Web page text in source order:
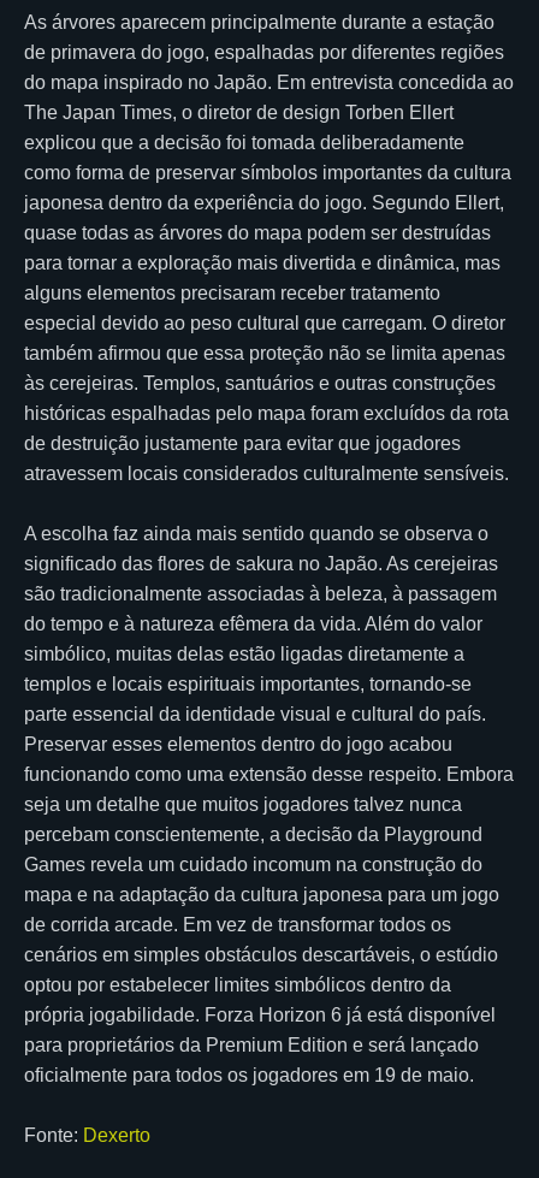
As árvores aparecem principalmente durante a estação
de primavera do jogo, espalhadas por diferentes regiões
do mapa inspirado no Japão. Em entrevista concedida ao
The Japan Times, o diretor de design Torben Ellert
explicou que a decisão foi tomada deliberadamente
como forma de preservar símbolos importantes da cultura
japonesa dentro da experiência do jogo. Segundo Ellert,
quase todas as árvores do mapa podem ser destruídas
para tornar a exploração mais divertida e dinâmica, mas
alguns elementos precisaram receber tratamento
especial devido ao peso cultural que carregam. O diretor
também afirmou que essa proteção não se limita apenas
às cerejeiras. Templos, santuários e outras construções
históricas espalhadas pelo mapa foram excluídos da rota
de destruição justamente para evitar que jogadores
atravessem locais considerados culturalmente sensíveis.
A escolha faz ainda mais sentido quando se observa o
significado das flores de sakura no Japão. As cerejeiras
são tradicionalmente associadas à beleza, à passagem
do tempo e à natureza efêmera da vida. Além do valor
simbólico, muitas delas estão ligadas diretamente a
templos e locais espirituais importantes, tornando-se
parte essencial da identidade visual e cultural do país.
Preservar esses elementos dentro do jogo acabou
funcionando como uma extensão desse respeito. Embora
seja um detalhe que muitos jogadores talvez nunca
percebam conscientemente, a decisão da Playground
Games revela um cuidado incomum na construção do
mapa e na adaptação da cultura japonesa para um jogo
de corrida arcade. Em vez de transformar todos os
cenários em simples obstáculos descartáveis, o estúdio
optou por estabelecer limites simbólicos dentro da
própria jogabilidade. Forza Horizon 6 já está disponível
para proprietários da Premium Edition e será lançado
oficialmente para todos os jogadores em 19 de maio.
Fonte: Dexerto